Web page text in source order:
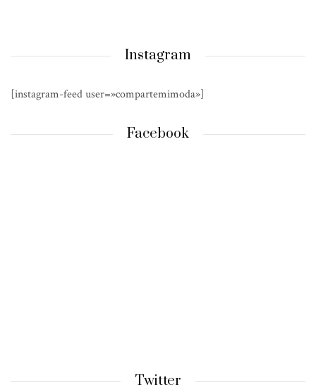
Instagram
[instagram-feed user=»compartemimoda»]
Facebook
Twitter